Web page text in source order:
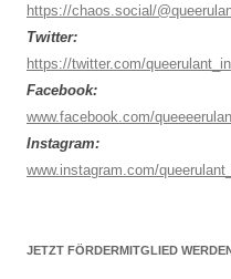
https://chaos.social/
Twitter:
https://twitter.com/queerulant_in
Facebook:
www.facebook.com/
Instagram:
www.instagram.com/
JETZT FÖRDERMITGLIED